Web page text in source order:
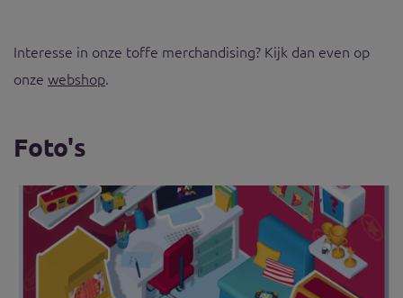
Interesse in onze toffe merchandising? Kijk dan even op
onze webshop.
Foto's